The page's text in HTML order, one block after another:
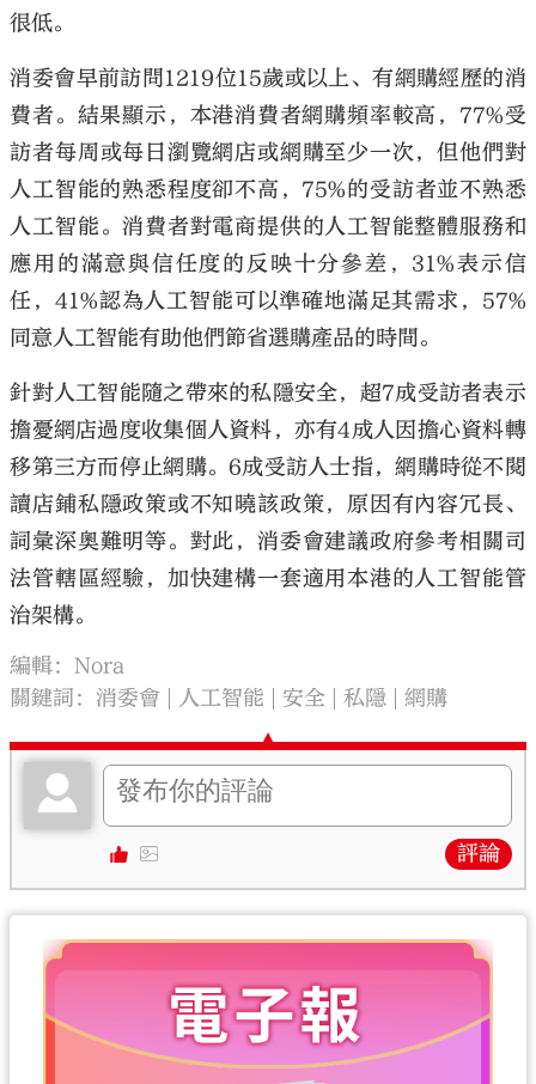
很低。
消委會早前訪問1219位15歲或以上、有網購經歷的消
費者。結果顯示，本港消費者網購頻率較高，77%受
訪者每周或每日瀏覽網店或網購至少一次，但他們對
人工智能的熟悉程度卻不高，75%的受訪者並不熟悉
人工智能。消費者對電商提供的人工智能整體服務和
應用的滿意與信任度的反映十分參差，31%表示信
任，41%認為人工智能可以準確地滿足其需求，57%
同意人工智能有助他們節省選購產品的時間。
針對人工智能隨之帶來的私隱安全，超7成受訪者表示
擔憂網店過度收集個人資料，亦有4成人因擔心資料轉
移第三方而停止網購。6成受訪人士指，網購時從不閱
讀店鋪私隱政策或不知曉該政策，原因有內容冗長、
詞彙深奧難明等。對此，消委會建議政府參考相關司
法管轄區經驗，加快建構一套適用本港的人工智能管
治架構。
編輯：Nora
關鍵詞：消委會 人工智能 安全 私隱 網購
評論